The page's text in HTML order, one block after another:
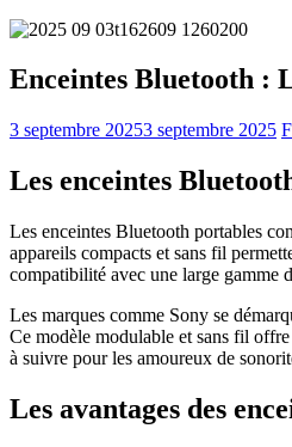
Enceintes Bluetooth :
3 septembre 20253 septembre 2025
Les enceintes
Les enceintes Bluetooth portables
appareils compacts et sans fil
compatibilité avec une large gamme
Les marques comme Sony se
Ce modèle modulable et sans fil
à suivre pour les amoureux de
Les avantages des